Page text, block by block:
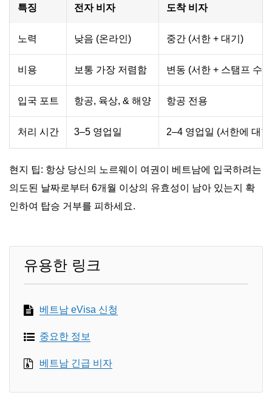
특징 전자 비자 도착 비자
노력 낮음 (온라인) 중간 (서한 + 대기)
비용 보통 가장 저렴함 변동 (서한 + 스탬프 수
입국 포트 항공, 육상, & 해양 항공 전용
처리 시간 3–5 영업일 2–4 영업일 (서한에 대
현지 팁: 항상 당신의 노르웨이 여권이 베트남에 입국하려는
의도된 날짜로부터 6개월 이상의 유효성이 남아 있는지 확
인하여 탑승 거부를 피하세요.
유용한 링크
베트남 eVisa 신청
중요한 정보
베트남 긴급 비자